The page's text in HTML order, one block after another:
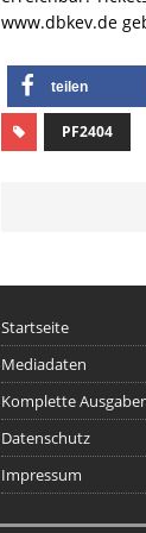
www.dbkev.de
teilen
PF2404
Startseite
Mediadaten
Komplette
Datenschutz
Impressum